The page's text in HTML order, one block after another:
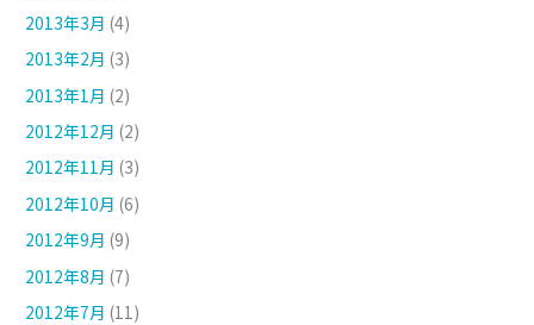
2013年3月 (4)
2013年2月 (3)
2013年1月 (2)
2012年12月 (2)
2012年11月 (3)
2012年10月 (6)
2012年9月 (9)
2012年8月 (7)
2012年7月 (11)